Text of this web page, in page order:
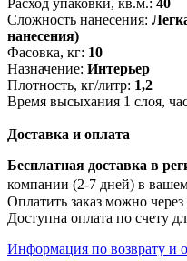
Сложность нанесения:
нанесения)
Фасовка, кг: 10
Назначение: Интерьер
Плотность, кг/литр: 1,2
Время высыхания 1 слоя,
Доставка и оплата
Бесплатная доставка в
компании (2-7 дней) в
Оплатить заказ можно
Доступна оплата по счету
Информация по возврату и